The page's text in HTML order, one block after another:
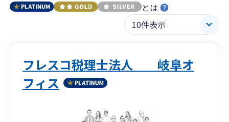
とは
フレスコ税理士法人 岐阜オ
フィス